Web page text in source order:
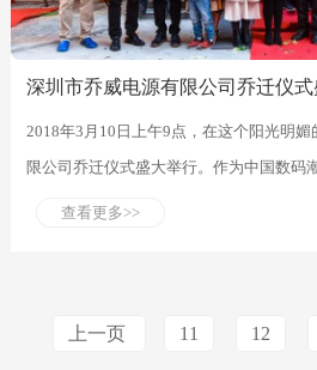
深圳市乔威电源有限公司乔迁仪
2018年3月10日上午9点，在这个阳光明
限公司乔迁仪式盛大举行。作为中国数码潮
查看更多>>
上一页 11 12